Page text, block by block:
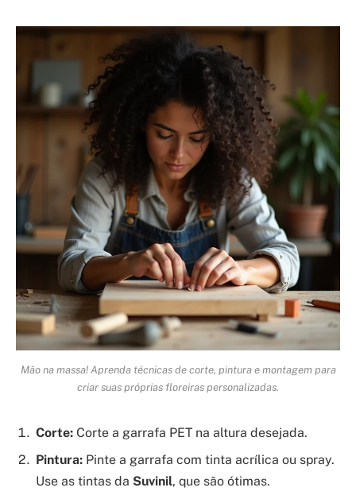
Mão na massa! Aprenda técnicas de corte, pintura e montagem para
criar suas próprias floreiras personalizadas.
Corte: Corte a garrafa PET na altura desejada.
Pintura: Pinte a garrafa com tinta acrílica ou spray.
Use as tintas da Suvinil, que são ótimas.